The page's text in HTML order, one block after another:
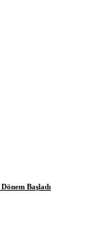
Başladı